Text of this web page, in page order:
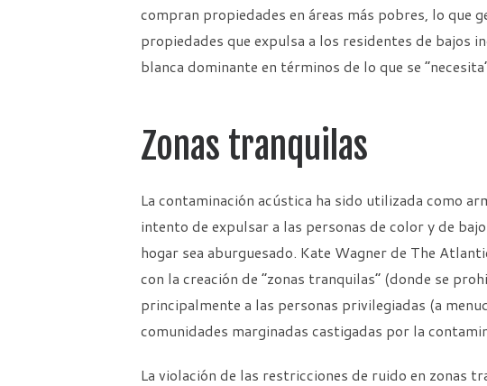
compran propiedades en áreas más pobres, lo que
propiedades que expulsa a los residentes de bajos
blanca dominante en términos de lo que se
Zonas tranquilas
La contaminación acústica ha sido utilizada como
intento de expulsar a las personas de color y de
hogar sea aburguesado. Kate Wagner de The
con la creación de “zonas tranquilas” (donde se
principalmente a las personas privilegiadas (a
comunidades marginadas castigadas por la
La violación de las restricciones de ruido en zonas